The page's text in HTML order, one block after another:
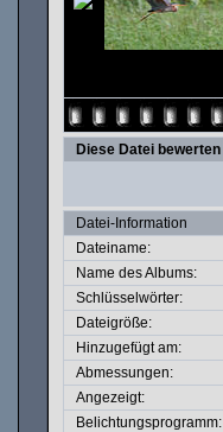
Diese Datei bewerten
Datei-Information
Dateiname:
Name des Albums:
Schlüsselwörter:
Dateigröße:
Hinzugefügt am:
Abmessungen:
Angezeigt:
Belichtungsprogramm: